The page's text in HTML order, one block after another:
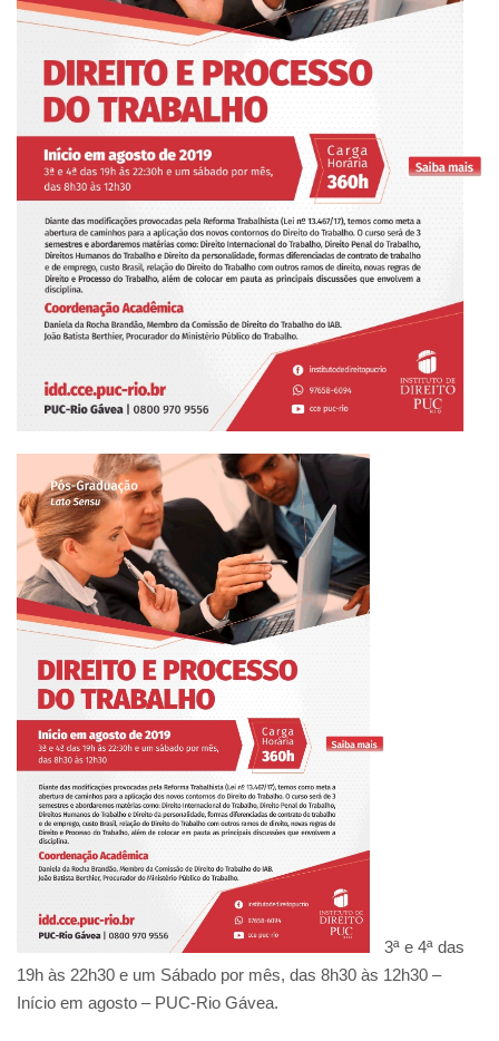
3ª e 4ª das
19h às 22h30 e um Sábado por mês, das 8h30 às 12h30 –
Início em agosto – PUC-Rio Gávea.